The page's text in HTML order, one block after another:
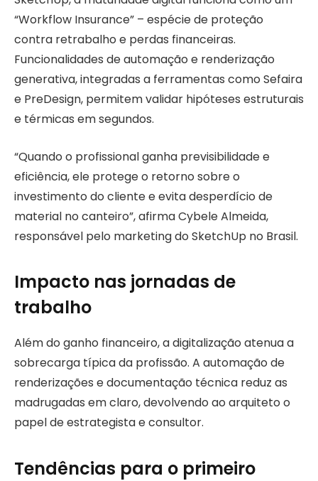
“Workflow Insurance” – espécie de proteção
contra retrabalho e perdas financeiras.
Funcionalidades de automação e renderização
generativa, integradas a ferramentas como Sefaira
e PreDesign, permitem validar hipóteses estruturais
e térmicas em segundos.
“Quando o profissional ganha previsibilidade e
eficiência, ele protege o retorno sobre o
investimento do cliente e evita desperdício de
material no canteiro”, afirma Cybele Almeida,
responsável pelo marketing do SketchUp no Brasil.
Impacto nas jornadas de
trabalho
Além do ganho financeiro, a digitalização atenua a
sobrecarga típica da profissão. A automação de
renderizações e documentação técnica reduz as
madrugadas em claro, devolvendo ao arquiteto o
papel de estrategista e consultor.
Tendências para o primeiro